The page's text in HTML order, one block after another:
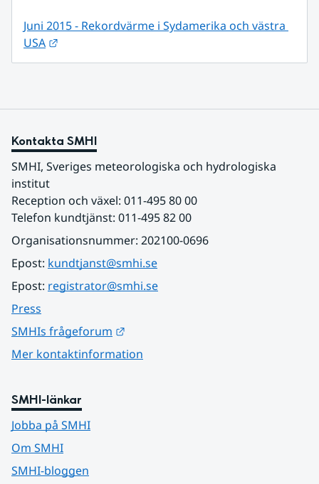
Juni 2015 - Rekordvärme i Sydamerika och västra
USA
Kontakta SMHI
SMHI, Sveriges meteorologiska och hydrologiska
institut
Reception och växel: 011-495 80 00
Telefon kundtjänst: 011-495 82 00
Organisationsnummer: 202100-0696
Epost: kundtjanst@smhi.se
Epost: registrator@smhi.se
Press
SMHIs frågeforum
Mer kontaktinformation
SMHI-länkar
Jobba på SMHI
Om SMHI
SMHI-bloggen